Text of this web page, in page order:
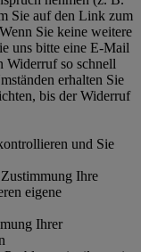
Sie auf den Link zum
Sie keine weitere
uns bitte eine E-Mail
Widerruf so schnell
erhalten Sie
bis der Widerruf
und Sie
Ihre
eigene
Ihrer